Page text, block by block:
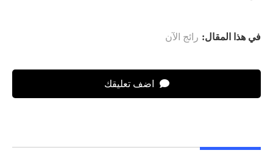
في هذا المقال: رائج الآن
اضف تعليقك